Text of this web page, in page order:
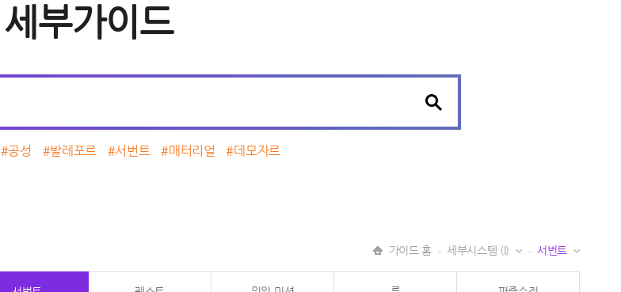
세부가이드
#공성 #발레포르 #서번트 #매터리얼 #데모자르
가이드 홈 > 세부시스템 (I) > 서번트